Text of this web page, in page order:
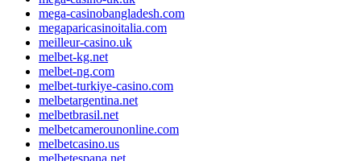
mega-casinobangladesh.com
megaparicasinoitalia.com
meilleur-casino.uk
melbet-kg.net
melbet-ng.com
melbet-turkiye-casino.com
melbetargentina.net
melbetbrasil.net
melbetcamerounonline.com
melbetcasino.us